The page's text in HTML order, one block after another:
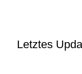
Letztes